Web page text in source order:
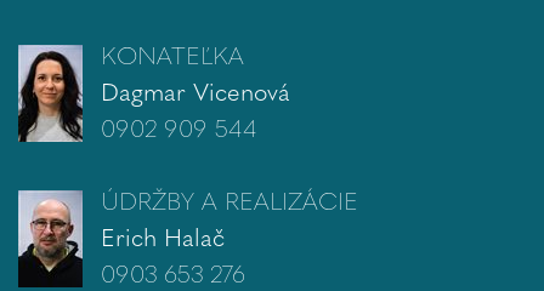
KONATEĽKA
Dagmar Vicenová
0902 909 544
ÚDRŽBY A REALIZÁCIE
Erich Halač
0903 653 276